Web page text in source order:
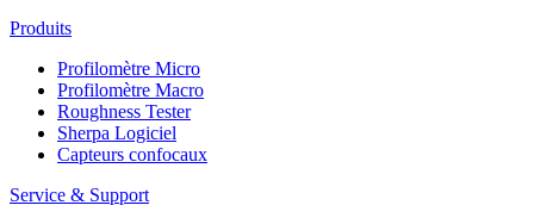
Produits
Profilomètre Micro
Profilomètre Macro
Roughness Tester
Sherpa Logiciel
Capteurs confocaux
Service & Support